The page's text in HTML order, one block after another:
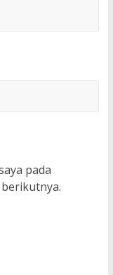
pada